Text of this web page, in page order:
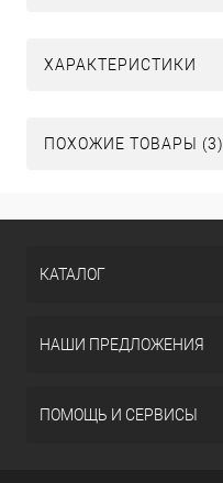
ХАРАКТЕРИСТИКИ
ПОХОЖИЕ ТОВАРЫ (3)
КАТАЛОГ
НАШИ ПРЕДЛОЖЕНИЯ
ПОМОЩЬ И СЕРВИСЫ